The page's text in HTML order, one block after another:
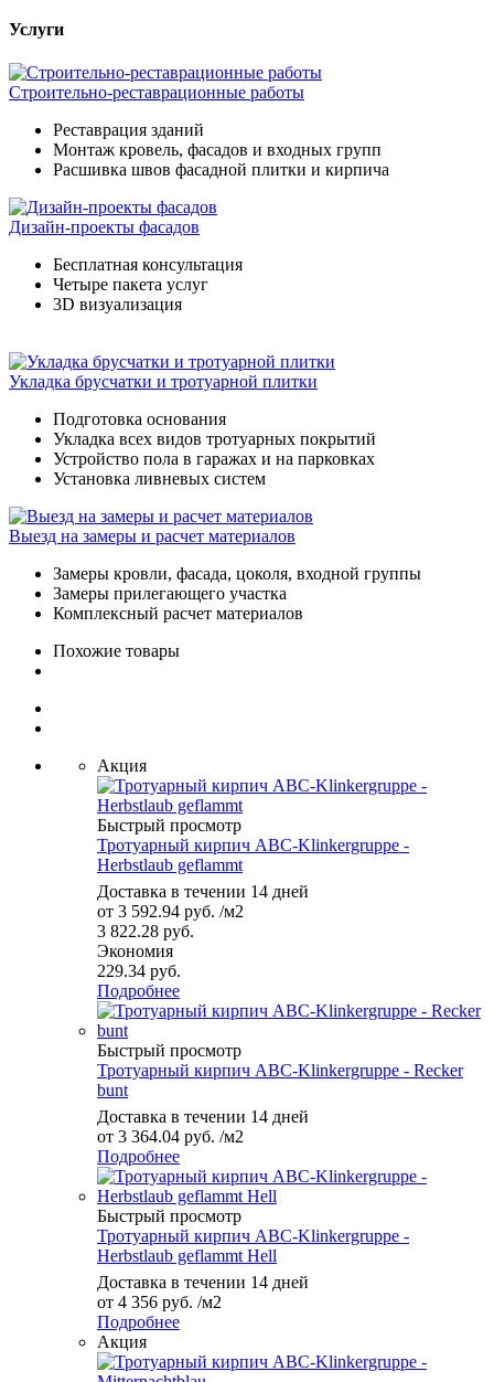
Услуги
Строительно-реставрационные работы
Реставрация зданий
Монтаж кровель, фасадов и входных групп
Расшивка швов фасадной плитки и кирпича
Дизайн-проекты фасадов
Бесплатная консультация
Четыре пакета услуг
3D визуализация
Укладка брусчатки и тротуарной плитки
Подготовка основания
Укладка всех видов тротуарных покрытий
Устройство пола в гаражах и на парковках
Установка ливневых систем
Выезд на замеры и расчет материалов
Замеры кровли, фасада, цоколя, входной группы
Замеры прилегающего участка
Комплексный расчет материалов
Похожие товары
Акция
Быстрый просмотр
Тротуарный кирпич ABC-Klinkergruppe -
Herbstlaub geflammt
Доставка в течении 14 дней
от 3 592.94 руб. /м2
3 822.28 руб.
Экономия
229.34 руб.
Подробнее
Быстрый просмотр
Тротуарный кирпич ABC-Klinkergruppe - Recker
bunt
Доставка в течении 14 дней
от 3 364.04 руб. /м2
Подробнее
Быстрый просмотр
Тротуарный кирпич ABC-Klinkergruppe -
Herbstlaub geflammt Hell
Доставка в течении 14 дней
от 4 356 руб. /м2
Подробнее
Акция